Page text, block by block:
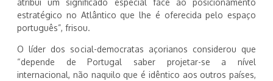
atribui um significado especial face ao posicionamento
estratégico no Atlântico que lhe é oferecida pelo espaço
português”, frisou.
O líder dos social-democratas açorianos considerou que
“depende de Portugal saber projetar-se a nível
internacional, não naquilo que é idêntico aos outros países,